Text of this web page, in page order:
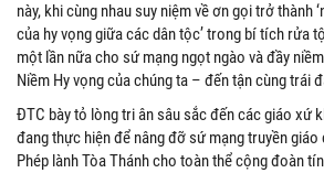
này, khi cùng nhau suy niệm về ơn gọi trở thành
của hy vọng giữa các dân tộc’ trong bí tích rửa
một lần nữa cho sứ mạng ngọt ngào và đầy
Niềm Hy vọng của chúng ta – đến tận cùng trái
ĐTC bày tỏ lòng tri ân sâu sắc đến các giáo xứ
đang thực hiện để nâng đỡ sứ mạng truyền giáo
Phép lành Tòa Thánh cho toàn thể cộng đoàn